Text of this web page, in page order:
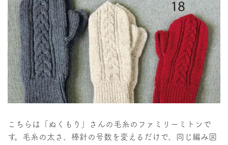
こちらは「ぬくもり」さんの毛糸のファミリーミトンで
す。毛糸の太さ、棒針の号数を変えるだけで、同じ編み図